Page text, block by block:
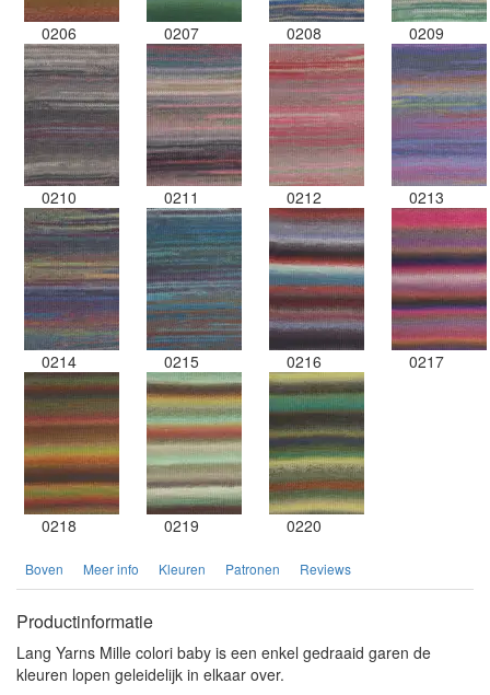
0206 0207 0208 0209
0210 0211 0212 0213
0214 0215 0216 0217
0218 0219 0220
Boven Meer info Kleuren Patronen Reviews
Productinformatie
Lang Yarns Mille colori baby is een enkel gedraaid garen de
kleuren lopen geleidelijk in elkaar over.